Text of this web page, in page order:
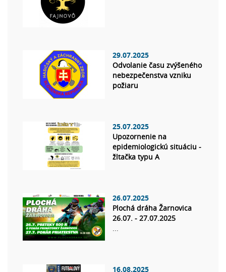
29.07.2025
Odvolanie času zvýšeného
nebezpečenstva vzniku
požiaru
25.07.2025
Upozornenie na
epidemiologickú situáciu -
žltačka typu A
26.07.2025
Plochá dráha Žarnovica
26.07. - 27.07.2025
...
16.08.2025